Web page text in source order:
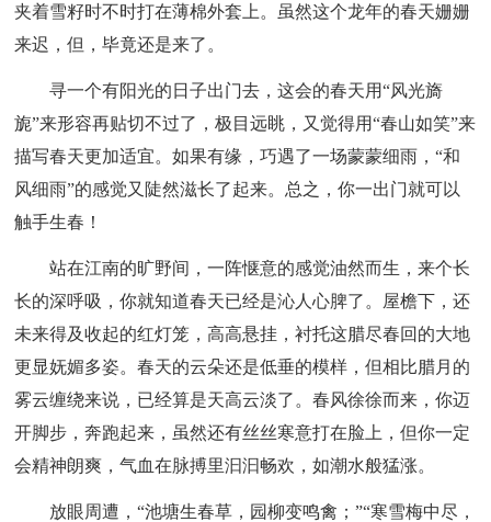
夹着雪籽时不时打在薄棉外套上。虽然这个龙年的春天姗姗
来迟，但，毕竟还是来了。
寻一个有阳光的日子出门去，这会的春天用“风光旖
旎”来形容再贴切不过了，极目远眺，又觉得用“春山如笑”来
描写春天更加适宜。如果有缘，巧遇了一场蒙蒙细雨，“和
风细雨”的感觉又陡然滋长了起来。总之，你一出门就可以
触手生春！
站在江南的旷野间，一阵惬意的感觉油然而生，来个长
长的深呼吸，你就知道春天已经是沁人心脾了。屋檐下，还
未来得及收起的红灯笼，高高悬挂，衬托这腊尽春回的大地
更显妩媚多姿。春天的云朵还是低垂的模样，但相比腊月的
雾云缠绕来说，已经算是天高云淡了。春风徐徐而来，你迈
开脚步，奔跑起来，虽然还有丝丝寒意打在脸上，但你一定
会精神朗爽，气血在脉搏里汩汩畅欢，如潮水般猛涨。
放眼周遭，“池塘生春草，园柳变鸣禽；”“寒雪梅中尽，